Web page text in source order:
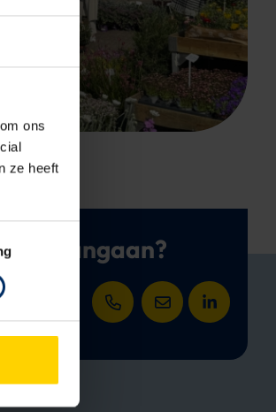
ons
ze heeft
ons aangaan?
Open het contact
Open het